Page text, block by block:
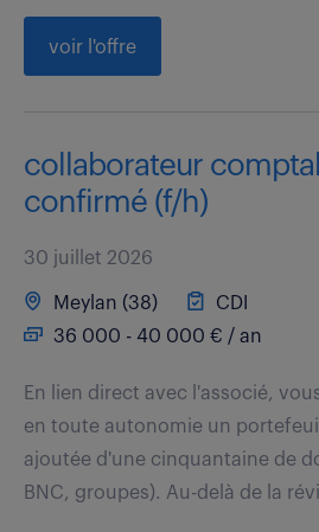
voir l'offre
collaborateur
confirmé (f/h)
30 juillet 2026
Meylan (38)
CDI
36 000 - 40 000 € / an
En lien direct avec l'associé,
en toute autonomie un
ajoutée d'une cinquantaine de
BNC, groupes). Au-delà de la